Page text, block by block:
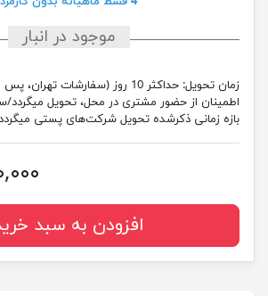
موجود در انبار
زمان تحویل:
حداکثر 10 روز (سفارشات
اطمینان از حضور مشتری در محل، تحویل
بازه زمانی ذکرشده تحویل شرکت‌های پستی
افزودن به سبد